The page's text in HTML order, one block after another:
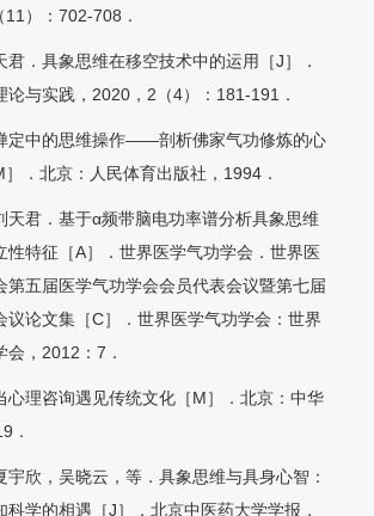
）：702-708．
君．具象思维在移空技术中的运用［J］．
论与实践，2020，2（4）：181-191．
定中的思维操作——剖析佛家气功修炼的心
．北京：人民体育出版社，1994．
天君．基于α频带脑电功率谱分析具象思维
性特征［A］．世界医学气功学会．世界医
第五届医学气功学会会员代表会议暨第七届
议论文集［C］．世界医学气功学会：世界
会，2012：7．
心理咨询遇见传统文化［M］．北京：中华
．
宇欣，吴晓云，等．具象思维与具身心智：
科学的相遇［J］．北京中医药大学学报，